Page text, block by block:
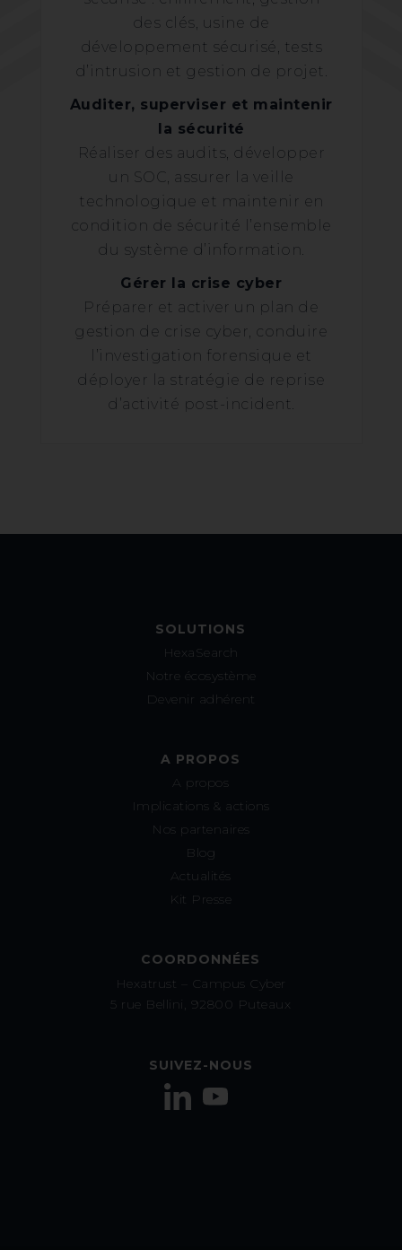
des clés, usine de
développement sécurisé, tests
d’intrusion et gestion de projet.
Auditer, superviser et maintenir
la sécurité
Réaliser des audits, développer
un SOC, assurer la veille
technologique et maintenir en
condition de sécurité l’ensemble
du système d’information.
Gérer la crise cyber
Préparer et activer un plan de
gestion de crise cyber, conduire
l’investigation forensique et
déployer la stratégie de reprise
d’activité post-incident.
SOLUTIONS
HexaSearch
Notre écosystème
Devenir adhérent
A PROPOS
A propos
Implications & actions
Nos partenaires
Blog
Actualités
Kit Presse
COORDONNÉES
Hexatrust – Campus Cyber
5 rue Bellini, 92800 Puteaux
SUIVEZ-NOUS